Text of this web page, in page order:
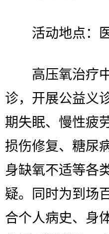
活动地点：医
高压氧治疗中
诊，开展公益义
期失眠、慢性疲
损伤修复、糖尿
身缺氧不适等各
疑。同时为到场
合个人病史、身